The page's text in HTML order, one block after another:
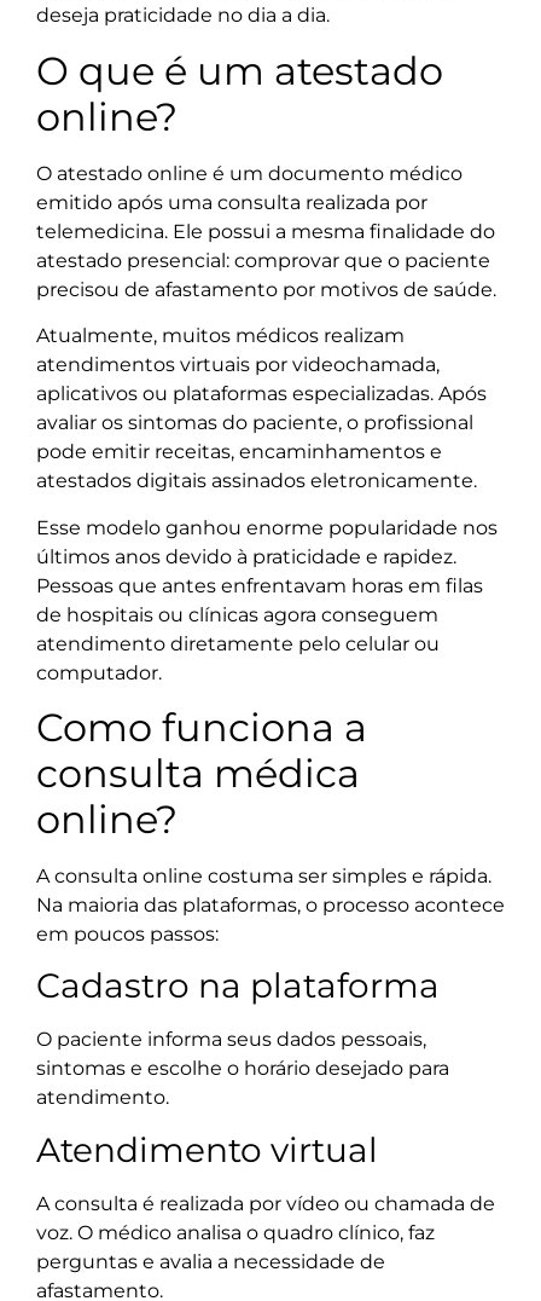
deseja praticidade no dia a dia.
O que é um atestado
online?
O atestado online é um documento médico
emitido após uma consulta realizada por
telemedicina. Ele possui a mesma finalidade do
atestado presencial: comprovar que o paciente
precisou de afastamento por motivos de saúde.
Atualmente, muitos médicos realizam
atendimentos virtuais por videochamada,
aplicativos ou plataformas especializadas. Após
avaliar os sintomas do paciente, o profissional
pode emitir receitas, encaminhamentos e
atestados digitais assinados eletronicamente.
Esse modelo ganhou enorme popularidade nos
últimos anos devido à praticidade e rapidez.
Pessoas que antes enfrentavam horas em filas
de hospitais ou clínicas agora conseguem
atendimento diretamente pelo celular ou
computador.
Como funciona a
consulta médica
online?
A consulta online costuma ser simples e rápida.
Na maioria das plataformas, o processo acontece
em poucos passos:
Cadastro na plataforma
O paciente informa seus dados pessoais,
sintomas e escolhe o horário desejado para
atendimento.
Atendimento virtual
A consulta é realizada por vídeo ou chamada de
voz. O médico analisa o quadro clínico, faz
perguntas e avalia a necessidade de
afastamento.